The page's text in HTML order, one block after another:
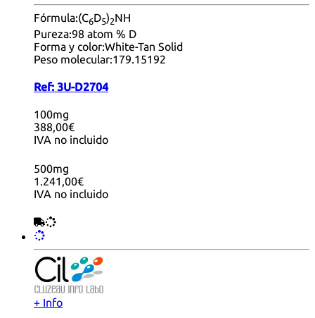
Fórmula:(C6D5)2NH
Pureza:98 atom % D
Forma y color:White-Tan Solid
Peso molecular:179.15192
Ref: 3U-D2704
100mg
388,00€
IVA no incluido
500mg
1.241,00€
IVA no incluido
+ Info